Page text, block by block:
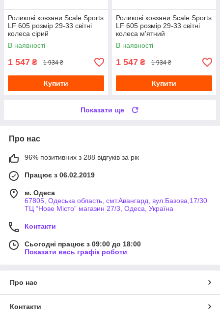
Роликові ковзани Scale Sports
LF 605 розмір 29-33 світні
колеса сірий
В наявності
1 547 ₴ 1 934 ₴
Купити
Роликові ковзани Scale Sports
LF 605 розмір 29-33 світні
колеса м'ятний
В наявності
1 547 ₴ 1 934 ₴
Купити
Показати ще
Про нас
96% позитивних з 288 відгуків за рік
Працює з 06.02.2019
м. Одеса
67805, Одеська область, смт.Авангард, вул.Базова,17/30
ТЦ “Нове Місто” магазин 27/3, Одеса, Україна
Контакти
Сьогодні працює з 09:00 до 18:00
Показати весь графік роботи
Про нас
Контакти